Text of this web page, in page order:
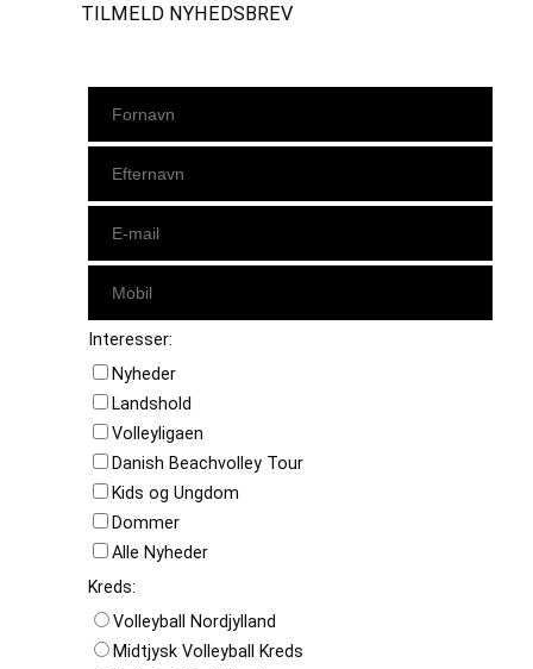
TILMELD NYHEDSBREV
Interesser:
Nyheder
Landshold
Volleyligaen
Danish Beachvolley Tour
Kids og Ungdom
Dommer
Alle Nyheder
Kreds:
Volleyball Nordjylland
Midtjysk Volleyball Kreds